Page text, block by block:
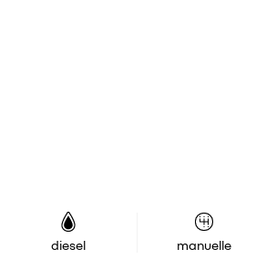
diesel manuelle